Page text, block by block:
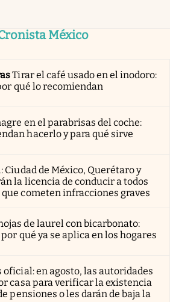
México
Tirar el café usado en el inodoro:
qué lo recomiendan
en el parabrisas del coche:
hacerlo y para qué sirve
Ciudad de México, Querétaro y
la licencia de conducir a todos
cometen infracciones graves
de laurel con bicarbonato:
qué ya se aplica en los hogares
oficial: en agosto, las autoridades
casa para verificar la existencia
pensiones o les darán de baja la